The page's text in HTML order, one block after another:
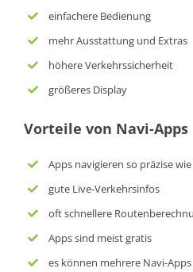
einfachere Bedienung
mehr Ausstattung und Extras
höhere Verkehrssicherheit
größeres Display
Vorteile von Navi-Apps
Apps navigieren so präzise
gute Live-Verkehrsinfos
oft schnellere
Apps sind meist gratis
es können mehrere Navi-